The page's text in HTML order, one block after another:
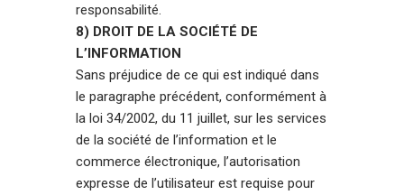
responsabilité.
8) DROIT DE LA SOCIÉTÉ DE
L’INFORMATION
Sans préjudice de ce qui est indiqué dans
le paragraphe précédent, conformément à
la loi 34/2002, du 11 juillet, sur les services
de la société de l’information et le
commerce électronique, l’autorisation
expresse de l’utilisateur est requise pour